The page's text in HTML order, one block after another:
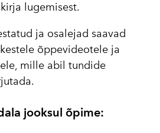
lugemisest.
ja osalejad saavad
õppevideotele ja
mille abil tundide
jooksul õpime: